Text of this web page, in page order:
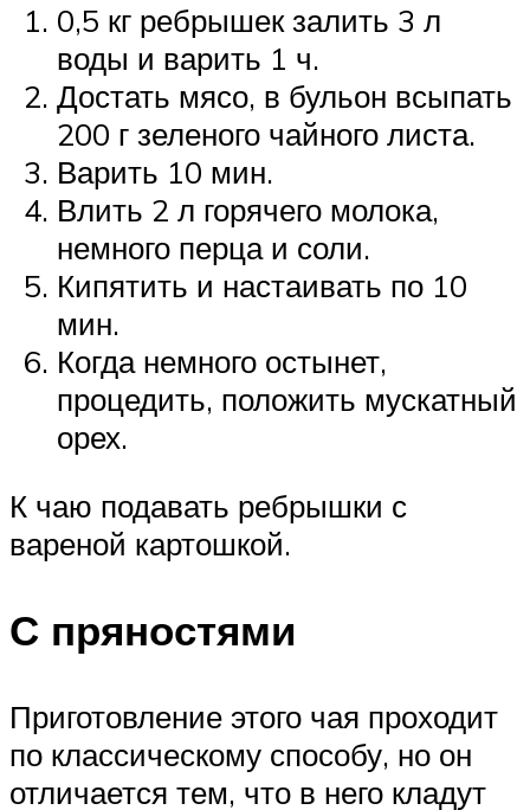
0,5 кг ребрышек залить 3 л
воды и варить 1 ч.
Достать мясо, в бульон всыпать
200 г зеленого чайного листа.
Варить 10 мин.
Влить 2 л горячего молока,
немного перца и соли.
Кипятить и настаивать по 10
мин.
Когда немного остынет,
процедить, положить мускатный
орех.
К чаю подавать ребрышки с
вареной картошкой.
С пряностями
Приготовление этого чая проходит
по классическому способу, но он
отличается тем, что в него кладут